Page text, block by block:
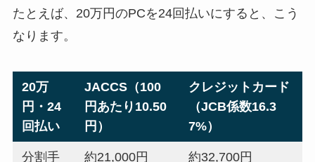
たとえば、20万円のPCを24回払いにすると、こう
なります。
20万
円・24
回払い
JACCS（100
円あたり10.50
円）
クレジットカード
（JCB係数16.3
7%）
分割手
約21,000円 約32,700円